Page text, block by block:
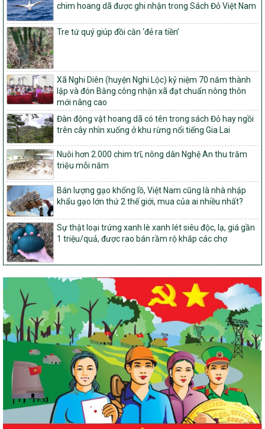
1451/QĐ-UBND
Phê duyệt danh sách các xã thuộc nhóm 1, nhóm 2, nhóm 3
trong xây dựng nông thôn mới giai đoạn 2026-2030 trên địa bàn
tỉnh Nghệ An
103/PTNT-NTM
Về việc đăng ký thực hiện Dự án liên kết theo chuỗi giá trị thuộc
Dự án 2 – Chương trình Mục tiêu quốc gia Giảm nghèo bền vững
giai đoạn 2021-2025 được kéo dài sang năm 2026
827/QĐ-BNNMT
Quyết định Ban hành Kế hoạch triển khai thực hiện Chương trình
mục tiêu quốc gia xây dựng nông thôn mới, giảm nghèo bền
vững và phát triển kinh tế – xã hội vùng đồng bào dân tộc thiểu
số và miền núi giai đoạn 2026-2035, giai đoạn I: Từ năm 2026
đến năm 2030
14/2026/TT-BNNMT
Hướng dẫn thực hiện một số nội dung tiêu chí, điều kiện thuộc Bộ
tiêu chí quốc gia về nông thôn mới giai đoạn 2026 – 2030 thuộc
phạm vi quản lý nhà nước của Bộ Nông nghiệp và Môi trường
417/QĐ-BNNMT
Phê duyệt Chương trình mục tiêu quốc gia xây dựng nông thôn
mới, giảm nghèo bền vững và phát triển kinh tế – xã hội vùng
đoạn I: Từ năm 2026 đến năm 2030
Nghị quyết số 08/2026/NQ-HĐND
Quy định nguyên tắc, tiêu chí, định mức phân bổ ngân sách trung
ương thực hiện Chương trình mục tiêu quốc gia xây dựng nông
thôn mới, giảm nghèo bền vững và phát triển kinh tế – xã hội
vùng đồng bào dân tộc thiểu số và miền núi giai đoạn 2026 –
2030 trên địa bàn tỉnh Nghệ An
Chỉ Thị số 22-CT/TU
về đẩy mạnh thực hiện Chương trình mục tiêu quốc gia xây dựng
nông thôn mới, giảm nghèo bền vững và phát triển kinh tế – xã
hội vùng đồng bào dân tộc thiểu số và miền núi giai đoạn 2026 –
chim hoang dã được ghi nhận trong Sách Đỏ Việt Nam
Tre tứ quý giúp đồi cằn ‘đẻ ra tiền’
Xã Nghi Diên (huyện Nghi Lộc) kỷ niệm 70 năm thành
lập và đón Bằng công nhận xã đạt chuẩn nông thôn
mới nâng cao
Đàn động vật hoang dã có tên trong sách Đỏ hay ngồi
trên cây nhìn xuống ở khu rừng nổi tiếng Gia Lai
Nuôi hơn 2.000 chim trĩ, nông dân Nghệ An thu trăm
triệu mỗi năm
Bán lượng gạo khổng lồ, Việt Nam cũng là nhà nhập
khẩu gạo lớn thứ 2 thế giới, mua của ai nhiều nhất?
Sự thật loại trứng xanh lè xanh lét siêu độc, lạ, giá gần
1 triệu/quả, được rao bán rầm rộ khắp các chợ